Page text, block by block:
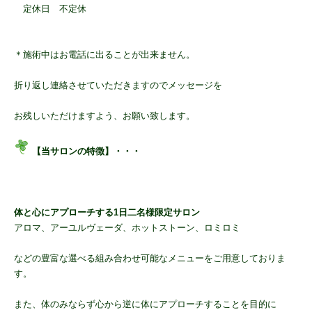
定休日 不定休
＊施術中はお電話に出ることが出来ません。
折り返し連絡させていただきますのでメッセージを
お残しいただけますよう、お願い致します。
【当サロンの特徴】・・・
体と心にアプローチする1日二名様限定サロン
アロマ、アーユルヴェーダ、ホットストーン、ロミロミ
などの豊富な選べる組み合わせ可能なメニューをご用意しておりま
す。
また、体のみならず心から逆に体にアプローチすることを目的に